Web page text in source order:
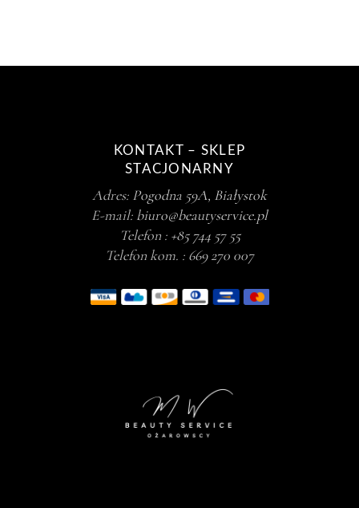
KONTAKT – SKLEP
STACJONARNY
Adres: Pogodna 59A, Białystok
E-mail: biuro@beautyservice.pl
Telefon : +85 744 57 55
Telefon kom. : 669 270 007